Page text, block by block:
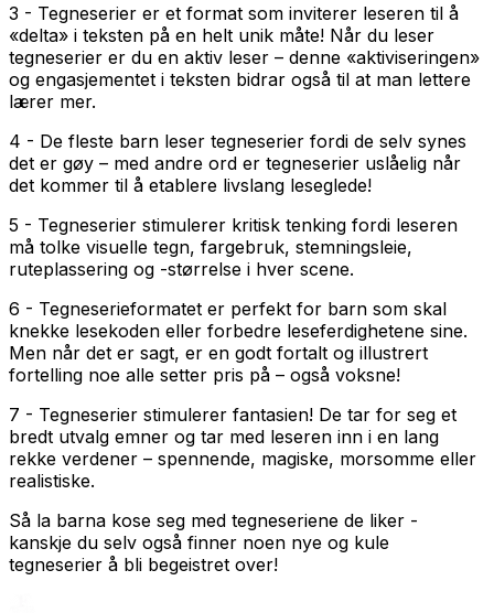
3 - Tegneserier er et format som inviterer leseren til å
«delta» i teksten på en helt unik måte! Når du leser
tegneserier er du en aktiv leser – denne «aktiviseringen»
og engasjementet i teksten bidrar også til at man lettere
lærer mer.
4 - De fleste barn leser tegneserier fordi de selv synes
det er gøy – med andre ord er tegneserier uslåelig når
det kommer til å etablere livslang leseglede!
5 - Tegneserier stimulerer kritisk tenking fordi leseren
må tolke visuelle tegn, fargebruk, stemningsleie,
ruteplassering og -størrelse i hver scene.
6 - Tegneserieformatet er perfekt for barn som skal
knekke lesekoden eller forbedre leseferdighetene sine.
Men når det er sagt, er en godt fortalt og illustrert
fortelling noe alle setter pris på – også voksne!
7 - Tegneserier stimulerer fantasien! De tar for seg et
bredt utvalg emner og tar med leseren inn i en lang
rekke verdener – spennende, magiske, morsomme eller
realistiske.
Så la barna kose seg med tegneseriene de liker -
kanskje du selv også finner noen nye og kule
tegneserier å bli begeistret over!